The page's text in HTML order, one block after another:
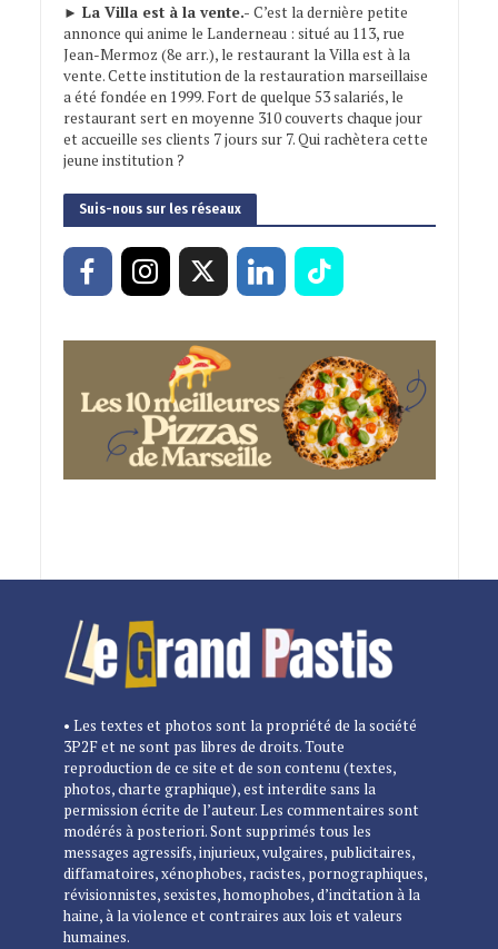
► La Villa est à la vente.- C’est la dernière petite
annonce qui anime le Landerneau : situé au 113, rue
Jean-Mermoz (8e arr.), le restaurant la Villa est à la
vente. Cette institution de la restauration marseillaise
a été fondée en 1999. Fort de quelque 53 salariés, le
restaurant sert en moyenne 310 couverts chaque jour
et accueille ses clients 7 jours sur 7. Qui rachètera cette
jeune institution ?
Suis-nous sur les réseaux
• Les textes et photos sont la propriété de la société
3P2F et ne sont pas libres de droits. Toute
reproduction de ce site et de son contenu (textes,
photos, charte graphique), est interdite sans la
permission écrite de l’auteur. Les commentaires sont
modérés à posteriori. Sont supprimés tous les
messages agressifs, injurieux, vulgaires, publicitaires,
diffamatoires, xénophobes, racistes, pornographiques,
révisionnistes, sexistes, homophobes, d’incitation à la
haine, à la violence et contraires aux lois et valeurs
humaines.